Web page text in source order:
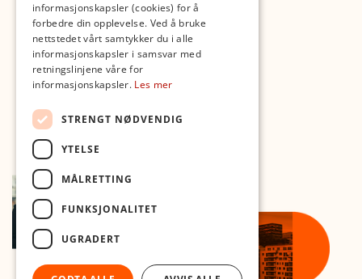
informasjonskapsler (cookies) for å
forbedre din opplevelse. Ved å bruke
nettstedet vårt samtykker du i alle
informasjonskapsler i samsvar med
retningslinjene våre for
informasjonskapsler. Les mer
STRENGT NØDVENDIG
YTELSE
MÅLRETTING
FUNKSJONALITET
UGRADERT